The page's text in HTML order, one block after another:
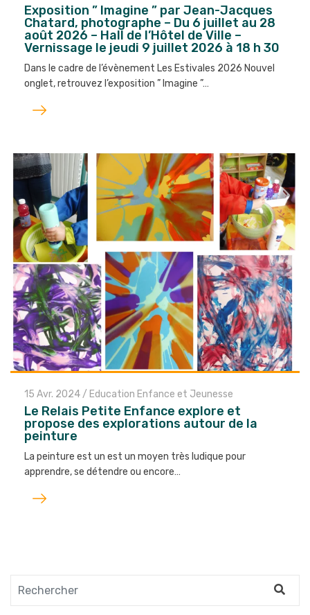
Exposition ” Imagine ” par Jean-Jacques
Chatard, photographe – Du 6 juillet au 28
août 2026 – Hall de l’Hôtel de Ville –
Vernissage le jeudi 9 juillet 2026 à 18 h 30
Dans le cadre de l’évènement Les Estivales 2026 Nouvel
onglet, retrouvez l’exposition ” Imagine ”…
Lire
l'article
15 Avr. 2024 / Education Enfance et Jeunesse
Le Relais Petite Enfance explore et
propose des explorations autour de la
peinture
La peinture est un est un moyen très ludique pour
apprendre, se détendre ou encore…
Lire
l'article